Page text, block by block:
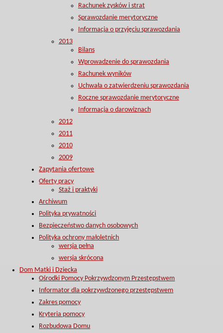
Rachunek zysków i strat
Sprawozdanie merytoryczne
Informacja o przyjęciu sprawozdania
2013
Bilans
Wprowadzenie do sprawozdania
Rachunek wyników
Uchwała o zatwierdzeniu sprawozdania
Roczne sprawozdanie merytoryczne
Informacja o darowiznach
2012
2011
2010
2009
Zapytania ofertowe
Oferty pracy
Staż i praktyki
Archiwum
Polityka prywatności
Bezpieczeństwo danych osobowych
Polityka ochrony małoletnich
wersja pełna
wersja skrócona
Dom Matki i Dziecka
Ośrodki Pomocy Pokrzywdzonym Przestępstwem
Informator dla pokrzywdzonego przestępstwem
Zakres pomocy
Kryteria pomocy
Rozbudowa Domu